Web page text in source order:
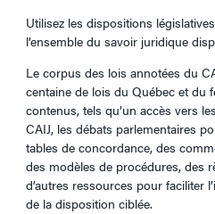
Utilisez les dispositions
l’ensemble du savoir juridique
Le corpus des lois annotées du
centaine de lois du Québec et du
contenus, tels qu’un accès vers
CAIJ, les débats parlementaires
tables de concordance, des
des modèles de procédures, des
d’autres ressources pour faciliter
de la disposition ciblée.